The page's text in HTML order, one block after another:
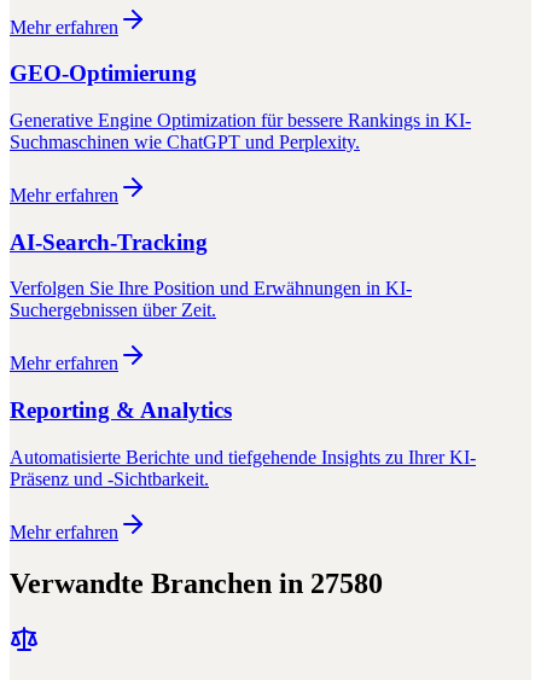
Mehr erfahren
GEO-Optimierung
Generative Engine Optimization für bessere Rankings in KI-
Suchmaschinen wie ChatGPT und Perplexity.
Mehr erfahren
AI-Search-Tracking
Verfolgen Sie Ihre Position und Erwähnungen in KI-
Suchergebnissen über Zeit.
Mehr erfahren
Reporting & Analytics
Automatisierte Berichte und tiefgehende Insights zu Ihrer KI-
Präsenz und -Sichtbarkeit.
Mehr erfahren
Verwandte Branchen in 27580